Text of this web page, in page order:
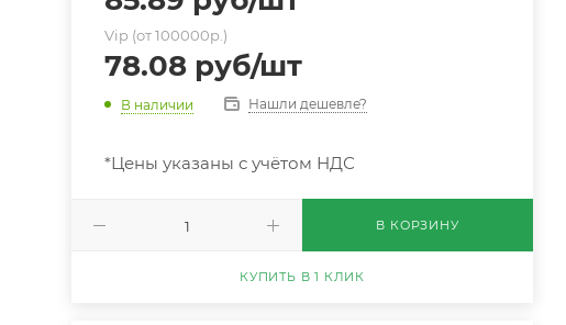
Vip (от 100000р.)
78.08 руб/шт
В наличии Нашли дешевле?
*Цены указаны с учётом НДС
В КОРЗИНУ
КУПИТЬ В 1 КЛИК